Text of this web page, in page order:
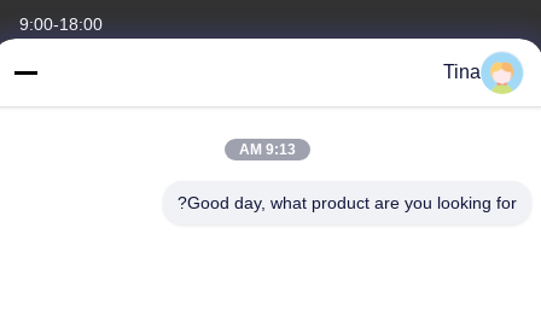
9:00-18:00
عنواننا Tina
9:13 AM
Good day, what product are you looking for?